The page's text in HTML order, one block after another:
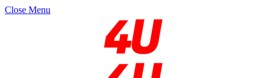
Close Menu